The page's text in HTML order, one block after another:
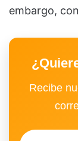
embargo,
Recibe